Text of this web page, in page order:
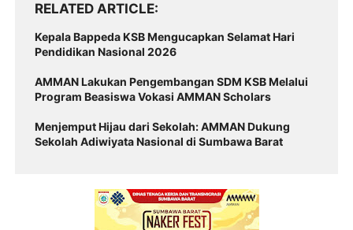
RELATED ARTICLE
Kepala Bappeda KSB Mengucapkan Selamat Hari
Pendidikan Nasional 2026
AMMAN Lakukan Pengembangan SDM KSB Melalui
Program Beasiswa Vokasi AMMAN Scholars
Menjemput Hijau dari Sekolah: AMMAN Dukung
Sekolah Adiwiyata Nasional di Sumbawa Barat